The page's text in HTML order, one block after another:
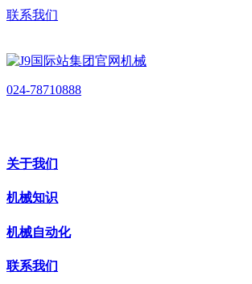
联系我们
024-78710888
关于我们
机械知识
机械自动化
联系我们